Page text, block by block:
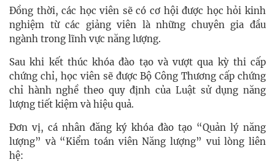
Đồng thời, các học viên sẽ có cơ hội được học hỏi kinh
nghiệm từ các giảng viên là những chuyên gia đầu
ngành trong lĩnh vực năng lượng.
Sau khi kết thúc khóa đào tạo và vượt qua kỳ thi cấp
chứng chỉ, học viên sẽ được Bộ Công Thương cấp chứng
chỉ hành nghề theo quy định của Luật sử dụng năng
lượng tiết kiệm và hiệu quả.
Đơn vị, cá nhân đăng ký khóa đào tạo “Quản lý năng
lượng” và “Kiểm toán viên Năng lượng” vui lòng liên
hệ: